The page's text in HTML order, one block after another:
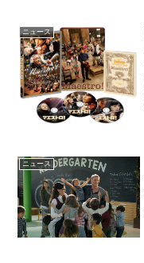
ニュース
ニュース